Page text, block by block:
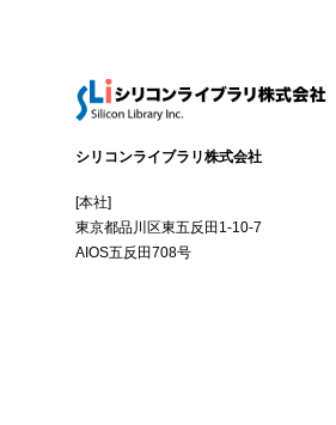
シリコンライブラリ株式会社
[本社]
東京都品川区東五反田1-10-7
AIOS五反田708号